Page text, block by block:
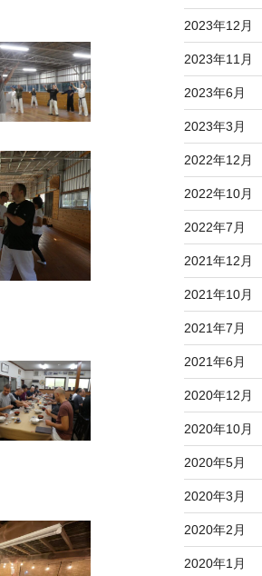
2023年12月
2023年11月
2023年6月
2023年3月
2022年12月
2022年10月
2022年7月
2021年12月
2021年10月
2021年7月
2021年6月
2020年12月
2020年10月
2020年5月
2020年3月
2020年2月
2020年1月